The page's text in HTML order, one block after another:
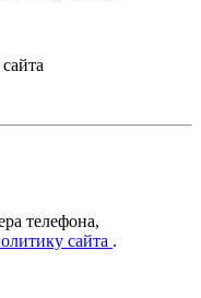
телефона,
сайта .